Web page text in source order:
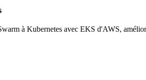
à Kubernetes avec EKS d'AWS,